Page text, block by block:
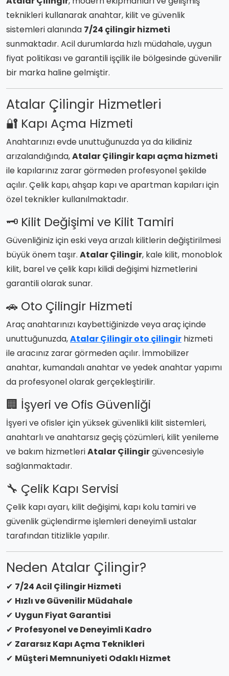
teknikleri kullanarak anahtar, kilit ve güvenlik
sistemleri alanında 7/24 çilingir hizmeti
sunmaktadır. Acil durumlarda hızlı müdahale, uygun
fiyat politikası ve garantili işçilik ile bölgesinde güvenilir
bir marka haline gelmiştir.
Atalar Çilingir Hizmetleri
🔐 Kapı Açma Hizmeti
Anahtarınızı evde unuttuğunuzda ya da kilidiniz
arızalandığında,Atalar Çilingir kapı açma hizmeti
ile kapılarınız zarar görmeden profesyonel şekilde
açılır. Çelik kapı, ahşap kapı ve apartman kapıları için
özel teknikler kullanılmaktadır.
🗝️ Kilit Değişimi ve Kilit Tamiri
Güvenliğiniz için eski veya arızalı kilitlerin değiştirilmesi
büyük önem taşır. Atalar Çilingir, kale kilit, monoblok
kilit, barel ve çelik kapı kilidi değişimi hizmetlerini
garantili olarak sunar.
🚗 Oto Çilingir Hizmeti
Araç anahtarınızı kaybettiğinizde veya araç içinde
unuttuğunuzda,Atalar Çilingir oto çilingir hizmeti
ile aracınız zarar görmeden açılır. İmmobilizer
anahtar, kumandalı anahtar ve yedek anahtar yapımı
da profesyonel olarak gerçekleştirilir.
🏢 İşyeri ve Ofis Güvenliği
İşyeri ve ofisler için yüksek güvenlikli kilit sistemleri,
anahtarlı ve anahtarsız geçiş çözümleri, kilit yenileme
ve bakım hizmetleriAtalar Çilingirgüvencesiyle
sağlanmaktadır.
🔧 Çelik Kapı Servisi
Çelik kapı ayarı, kilit değişimi, kapı kolu tamiri ve
güvenlik güçlendirme işlemleri deneyimli ustalar
tarafından titizlikle yapılır.
Neden Atalar Çilingir?
✔ 7/24 Acil Çilingir Hizmeti
✔ Hızlı ve Güvenilir Müdahale
✔ Uygun Fiyat Garantisi
✔ Profesyonel ve Deneyimli Kadro
✔ Zararsız Kapı Açma Teknikleri
✔ Müşteri Memnuniyeti Odaklı Hizmet